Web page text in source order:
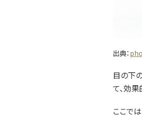
出典：
目の下
て、効
ここで